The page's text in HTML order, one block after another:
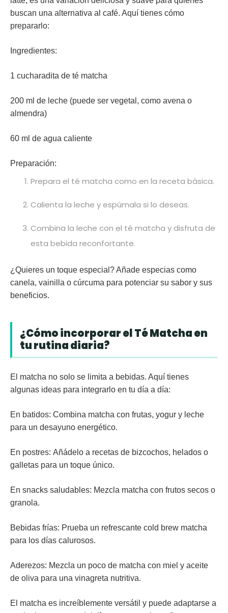
buscan una alternativa al café. Aquí tienes cómo
prepararlo:
Ingredientes:
1 cucharadita de té matcha
200 ml de leche (puede ser vegetal, como avena o
almendra)
60 ml de agua caliente
Preparación:
Prepara el té matcha como en la receta básica.
Calienta la leche y espúmala si lo deseas.
Combina la leche con el té matcha y disfruta de
esta bebida reconfortante.
¿Quieres un toque especial? Añade especias como
canela, vainilla o cúrcuma para potenciar su sabor y sus
beneficios.
¿Cómo incorporar el Té Matcha en
tu rutina diaria?
El matcha no solo se limita a bebidas. Aquí tienes
algunas ideas para integrarlo en tu día a día:
En batidos: Combina matcha con frutas, yogur y leche
para un desayuno energético.
En postres: Añádelo a recetas de bizcochos, helados o
galletas para un toque único.
En snacks saludables: Mezcla matcha con frutos secos o
granola.
Bebidas frías: Prueba un refrescante cold brew matcha
para los días calurosos.
Aderezos: Mezcla un poco de matcha con miel y aceite
de oliva para una vinagreta nutritiva.
El matcha es increíblemente versátil y puede adaptarse a